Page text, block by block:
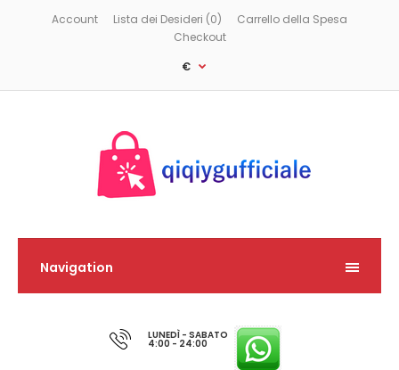
Account Lista dei Desideri (0)
Carrello della Spesa
Checkout
€
Navigation
LUNEDÌ - SABATO
4:00 - 24:00